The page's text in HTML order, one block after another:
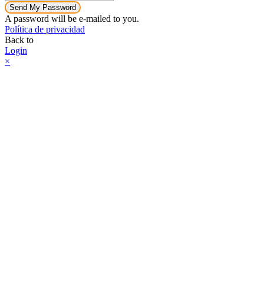
Send My Password
A password will be e-mailed to you.
Política de privacidad
Back to
Login
×